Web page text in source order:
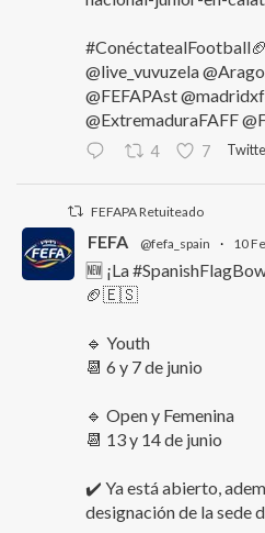
@live_vuvuzela
@FEFAPAst
@ExtremaduraFAFF
4 7
FEFAPA Retuiteado
FEFA @fefa_spain · 10
🆕 ¡La
🏈🇪🇸
🔹 Youth
📆 6 y 7 de junio
🔹 Open y Femenina
📆 13 y 14 de junio
✔️ Ya está abierto,
designación de la sede